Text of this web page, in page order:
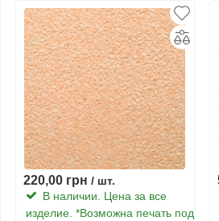
220,00 грн / шт.
В наличии. Цена за все
изделие. *Возможна печать под